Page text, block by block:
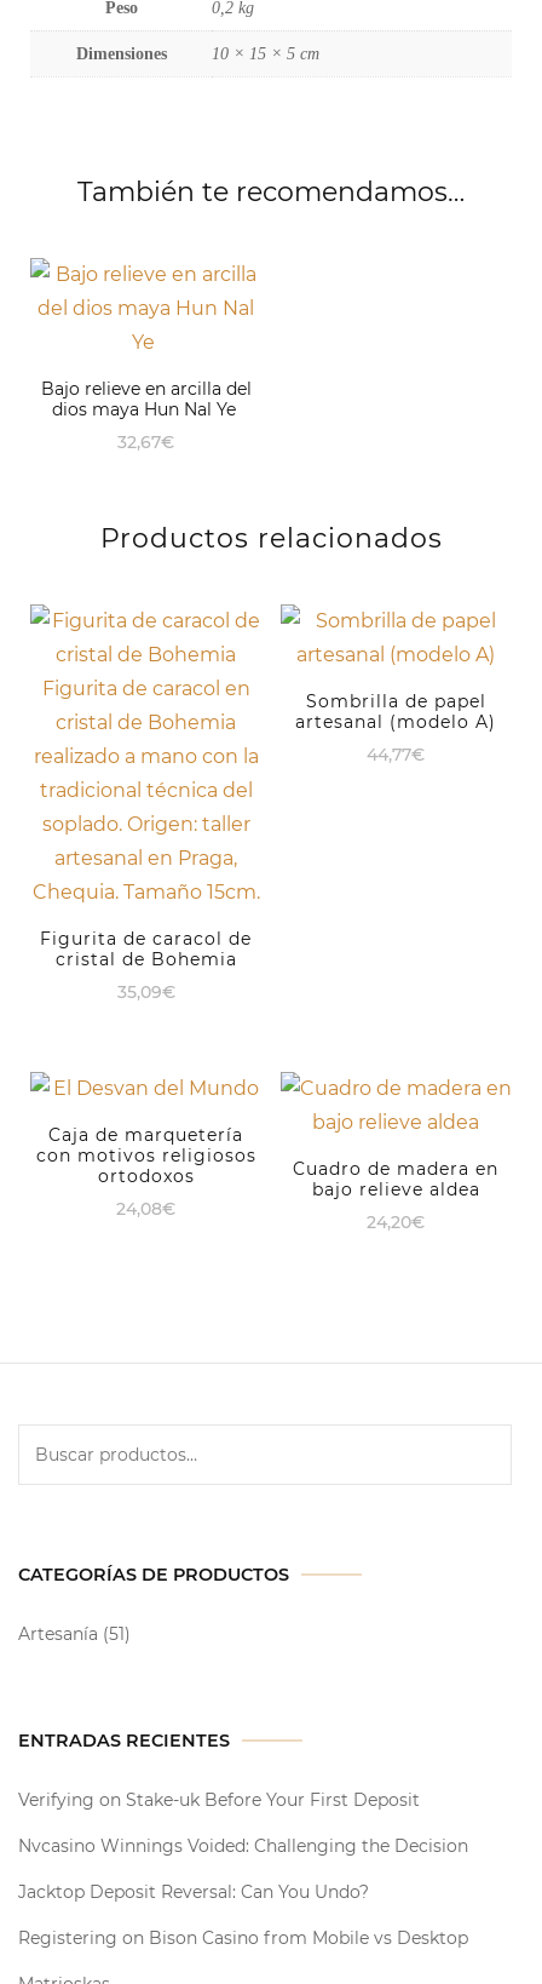
Peso 0,2 kg
Dimensiones 10 × 15 × 5 cm
También te recomendamos…
Bajo relieve en arcilla del
dios maya Hun Nal Ye
32,67€
Productos relacionados
Figurita de caracol de
cristal de Bohemia
35,09€
Sombrilla de papel
artesanal (modelo A)
44,77€
Caja de marquetería
con motivos religiosos
ortodoxos
24,08€
Cuadro de madera en
bajo relieve aldea
24,20€
CATEGORÍAS DE PRODUCTOS
Artesanía (51)
ENTRADAS RECIENTES
Verifying on Stake-uk Before Your First Deposit
Nvcasino Winnings Voided: Challenging the Decision
Jacktop Deposit Reversal: Can You Undo?
Registering on Bison Casino from Mobile vs Desktop